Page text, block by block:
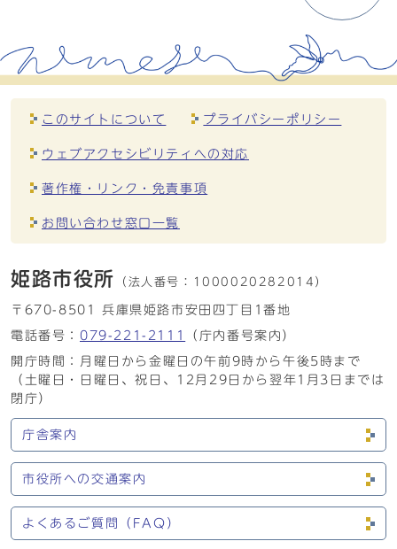
このサイトについて プライバシーポリシー
ウェブアクセシビリティへの対応
著作権・リンク・免責事項
お問い合わせ窓口一覧
姫路市役所 （法人番号： 1000020282014）
〒670-8501 兵庫県姫路市安田四丁目1番地
電話番号： 079-221-2111
（庁内番号案内）
開庁時間：月曜日から金曜日の午前9時から午後5時まで
（土曜日・日曜日、祝日、12月29日から翌年1月3日までは
閉庁）
庁舎案内
市役所への交通案内
よくあるご質問（FAQ）